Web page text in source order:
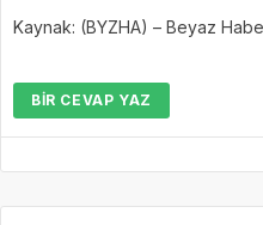
Kaynak: (BYZHA) – Beyaz
BIR CEVAP YAZ